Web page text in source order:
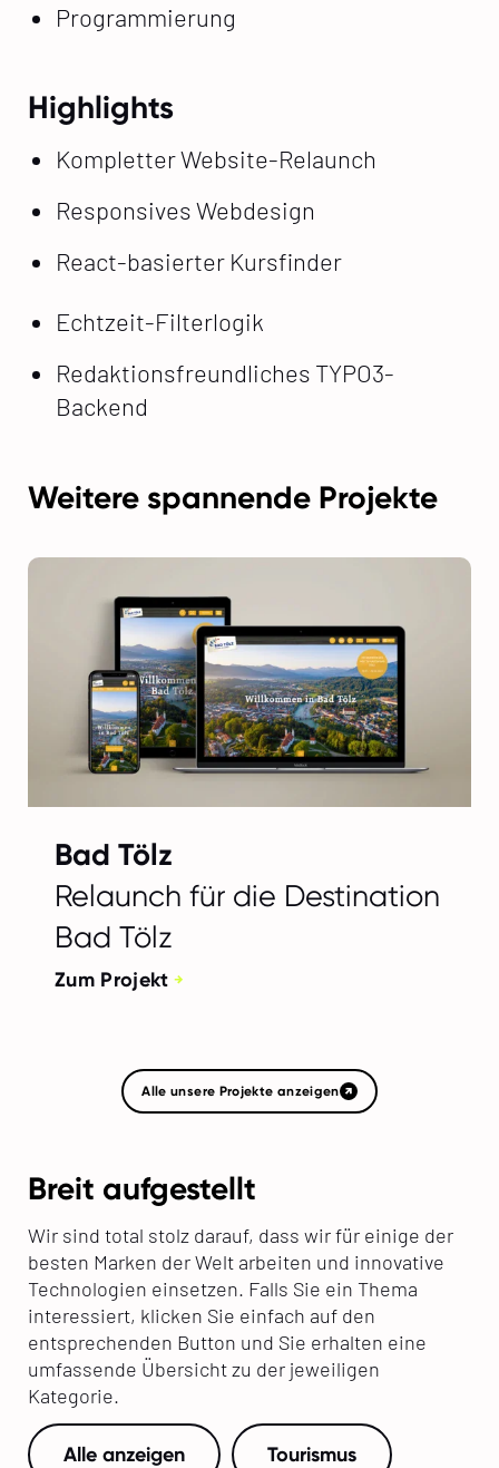
Programmierung
Highlights
Kompletter Website-Relaunch
Responsives Webdesign
React-basierter Kursfinder
Echtzeit-Filterlogik
Redaktionsfreundliches TYPO3-
Backend
Weitere spannende Projekte
Bad Tölz
Relaunch für die Destination
Bad Tölz
Zum Projekt
Alle unsere Projekte anzeigen
Breit aufgestellt
Wir sind total stolz darauf, dass wir für einige der
besten Marken der Welt arbeiten und innovative
Technologien einsetzen. Falls Sie ein Thema
interessiert, klicken Sie einfach auf den
entsprechenden Button und Sie erhalten eine
umfassende Übersicht zu der jeweiligen
Kategorie.
Alle anzeigen Tourismus